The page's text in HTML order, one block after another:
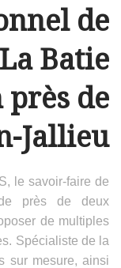
de
Batie
près de
Jallieu
le savoir-faire de
près de deux
de multiples
Spécialiste de la
sur mesure, ainsi